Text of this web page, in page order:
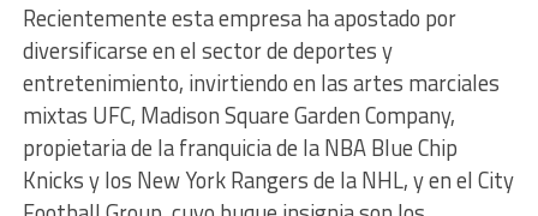
Recientemente esta empresa ha apostado por
diversificarse en el sector de deportes y
entretenimiento, invirtiendo en las artes marciales
mixtas UFC, Madison Square Garden Company,
propietaria de la franquicia de la NBA Blue Chip
Knicks y los New York Rangers de la NHL, y en el City